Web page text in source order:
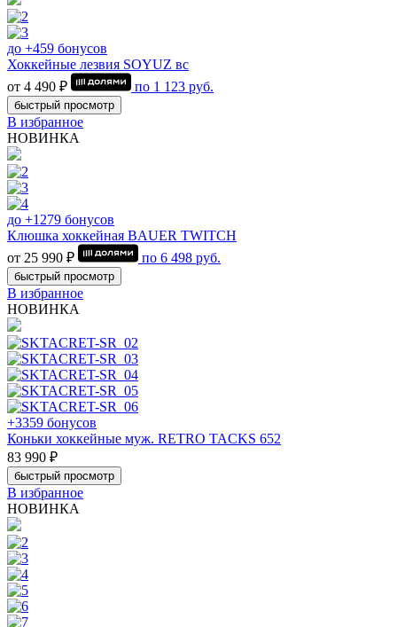
до +459 бонусов
Хоккейные лезвия SOYUZ вс
от 4 490 ₽
по 1 123 руб.
быстрый просмотр
В избранное
НОВИНКА
до +1279 бонусов
Клюшка хоккейная BAUER TWITCH
от 25 990 ₽
по 6 498 руб.
быстрый просмотр
В избранное
НОВИНКА
+3359 бонусов
Коньки хоккейные муж. RETRO TACKS 652
83 990 ₽
быстрый просмотр
В избранное
НОВИНКА